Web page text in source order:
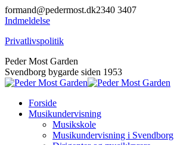
Skip
to
formand@pedermost.dk2340 3407
Indmeldelse
Privatlivspolitik
YouTube
page
opens
new
window
Facebook
page
opens
new
window
Peder Most Garden
Svendborg bygarde siden 1953
Forside
Musikundervisning
Musikskole
Musikundervisning i Svendborg